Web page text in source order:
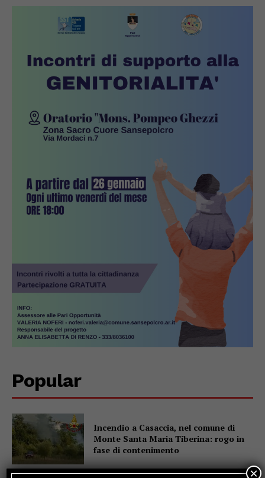
Popular
Incendio a Casaccia, nel comune di
Monte Santa Maria Tiberina: rogo in
fase di contenimento
×